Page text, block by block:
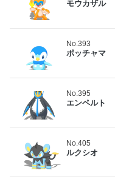
モウカザル
No.393
ポッチャマ
No.395
エンペルト
No.405
ルクシオ